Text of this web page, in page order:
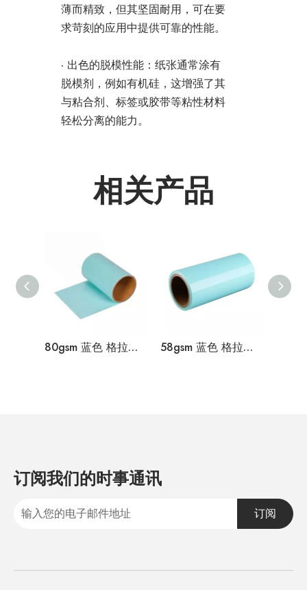
薄而精致，但其坚固耐用，可在要
求苛刻的应用中提供可靠的性能。
· 出色的脱模性能：纸张通常涂有
脱模剂，例如有机硅，这增强了其
与粘合剂、标签或胶带等粘性材料
轻松分离的能力。
相关产品
80gsm 蓝色 格拉辛离型纸 58gsm 蓝色 格拉辛离型纸
订阅我们的时事通讯
订阅